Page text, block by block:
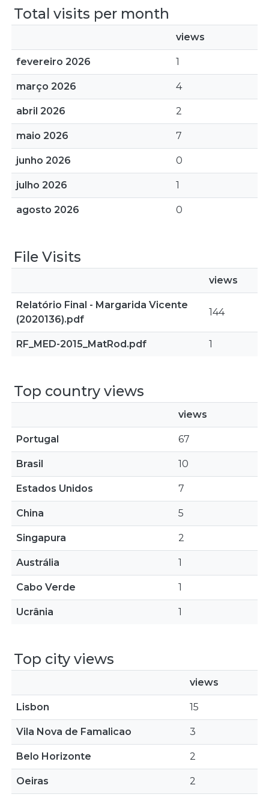
Total visits per month
views
fevereiro 2026 1
março 2026 4
abril 2026 2
maio 2026 7
junho 2026 0
julho 2026 1
agosto 2026 0
File Visits
views
Relatório Final - Margarida Vicente
(2020136).pdf
144
RF_MED-2015_MatRod.pdf 1
Top country views
views
Portugal 67
Brasil 10
Estados Unidos 7
China 5
Singapura 2
Austrália 1
Cabo Verde 1
Ucrânia 1
Top city views
views
Lisbon 15
Vila Nova de Famalicao 3
Belo Horizonte 2
Oeiras 2